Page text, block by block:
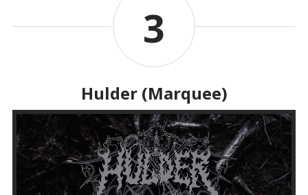
3
Hulder (Marquee)